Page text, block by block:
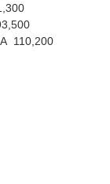
110,200